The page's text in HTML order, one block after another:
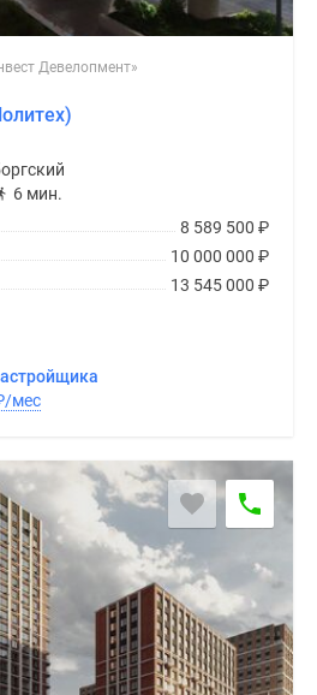
Девелопмент»
6 мин.
8 589 500 ₽
10 000 000 ₽
13 545 000 ₽
/мес